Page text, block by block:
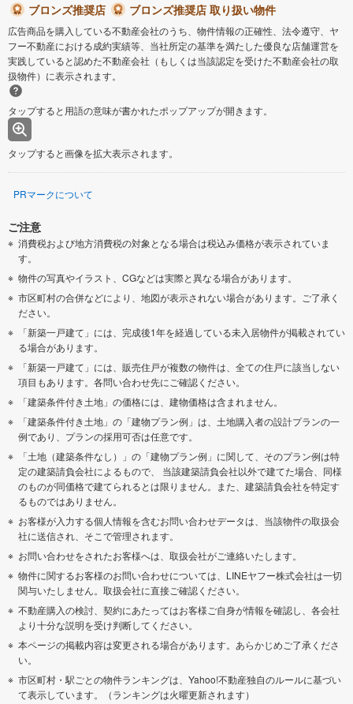
ブロンズ推奨店
ブロンズ推奨店 取り扱い物件
広告商品を購入している不動産会社のうち、物件情報の正確性、法令遵守、ヤ
フー不動産における成約実績等、当社所定の基準を満たした優良な店舗運営を
実践していると認めた不動産会社（もしくは当該認定を受けた不動産会社の取
扱物件）に表示されます。
タップすると用語の意味が書かれたポップアップが開きます。
タップすると画像を拡大表示されます。
PRマークについて
ご注意
消費税および地方消費税の対象となる場合は税込み価格が表示されていま
す。
物件の写真やイラスト、CGなどは実際と異なる場合があります。
市区町村の合併などにより、地図が表示されない場合があります。ご了承く
ださい。
「新築一戸建て」には、完成後1年を経過している未入居物件が掲載されてい
る場合があります。
「新築一戸建て」には、販売住戸が複数の物件は、全ての住戸に該当しない
項目もあります。各問い合わせ先にご確認ください。
「建築条件付き土地」の価格には、建物価格は含まれません。
「建築条件付き土地」の「建物プラン例」は、土地購入者の設計プランの一
例であり、プランの採用可否は任意です。
「土地（建築条件なし）」の「建物プラン例」に関して、そのプラン例は特
定の建築請負会社によるもので、 当該建築請負会社以外で建てた場合、同様
のものが同価格で建てられるとは限りません。また、建築請負会社を特定す
るものではありません。
お客様が入力する個人情報を含むお問い合わせデータは、当該物件の取扱会
社に送信され、そこで管理されます。
お問い合わせをされたお客様へは、取扱会社がご連絡いたします。
物件に関するお客様のお問い合わせについては、LINEヤフー株式会社は一切
関与いたしません。取扱会社に直接ご確認ください。
不動産購入の検討、契約にあたってはお客様ご自身が情報を確認し、各会社
より十分な説明を受け判断してください。
本ページの掲載内容は変更される場合があります。あらかじめご了承くださ
い。
市区町村・駅ごとの物件ランキングは、Yahoo!不動産独自のルールに基づい
て表示しています。（ランキングは火曜更新されます）